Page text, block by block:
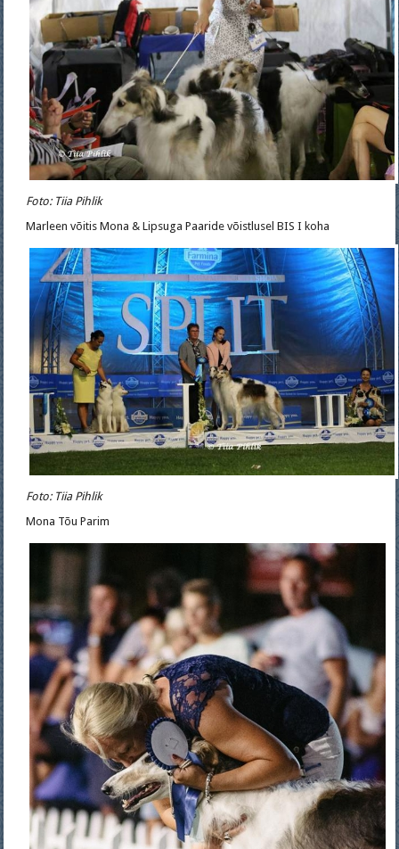
Foto: Tiia Pihlik
Marleen võitis Mona & Lipsuga Paaride võistlusel BIS I koha
Foto: Tiia Pihlik
Mona Tõu Parim